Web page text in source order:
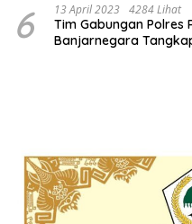
6 13 April 2023 4284 Lihat
Tim Gabungan Polres
Banjarnegara